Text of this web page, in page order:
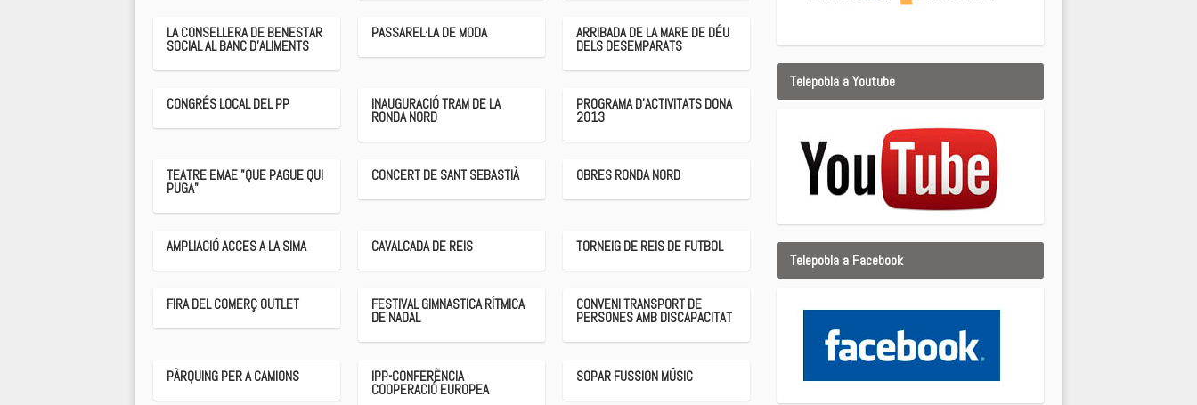
LA CONSELLERA DE BENESTAR
SOCIAL AL BANC D'ALIMENTS
PASSAREL·LA DE MODA ARRIBADA DE LA MARE DE DÉU
DELS DESEMPARATS
CONGRÉS LOCAL DEL PP INAUGURACIÓ TRAM DE LA
RONDA NORD
PROGRAMA D'ACTIVITATS DONA
2013
TEATRE EMAE "QUE PAGUE QUI
PUGA"
CONCERT DE SANT SEBASTIÀ OBRES RONDA NORD
AMPLIACIÓ ACCES A LA SIMA CAVALCADA DE REIS TORNEIG DE REIS DE FUTBOL
FIRA DEL COMERÇ OUTLET FESTIVAL GIMNASTICA RÍTMICA
DE NADAL
CONVENI TRANSPORT DE
PERSONES AMB DISCAPACITAT
PÀRQUING PER A CAMIONS IPP-CONFERÈNCIA
COOPERACIÓ EUROPEA
SOPAR FUSSION MÚSIC
Telepobla a Youtube
Telepobla a Facebook